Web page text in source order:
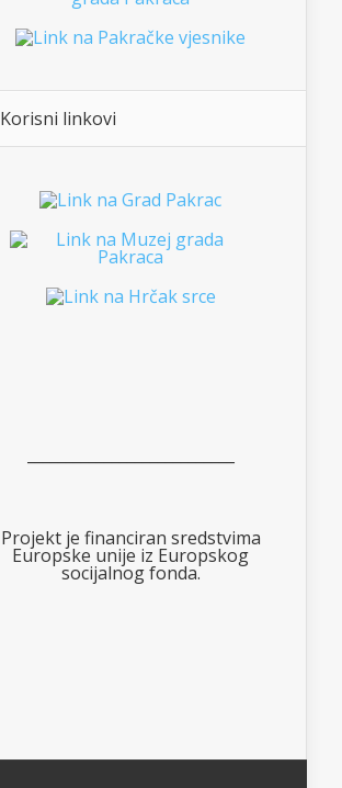
Korisni linkovi
Projekt je financiran sredstvima
Europske unije iz Europskog
socijalnog fonda.